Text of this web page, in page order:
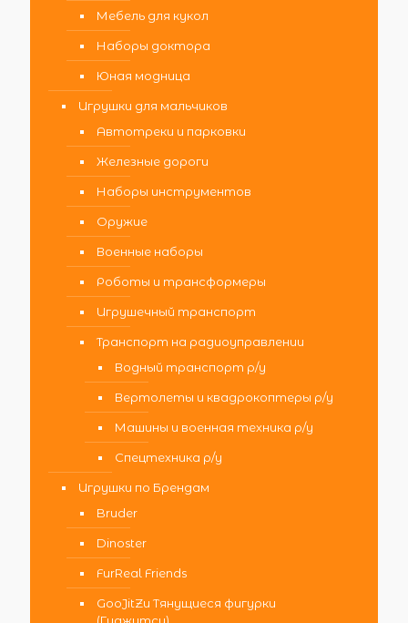
Мебель для кукол
Наборы доктора
Юная модница
Игрушки для мальчиков
Автотреки и парковки
Железные дороги
Наборы инструментов
Оружие
Военные наборы
Роботы и трансформеры
Игрушечный транспорт
Транспорт на радиоуправлении
Водный транспорт р/у
Вертолеты и квадрокоптеры р/у
Машины и военная техника р/у
Спецтехника р/у
Игрушки по Брендам
Bruder
Dinoster
FurReal Friends
GooJitZu Тянущиеся фигурки